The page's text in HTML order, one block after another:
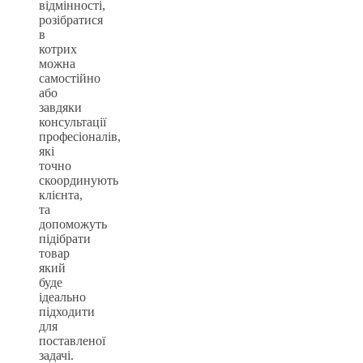
відмінності,
розібратися
в
котрих
можна
самостійно
або
завдяки
консультації
професіоналів,
які
точно
скоординують
клієнта,
та
допоможуть
підібрати
товар
який
буде
ідеально
підходити
для
поставленої
задачі.